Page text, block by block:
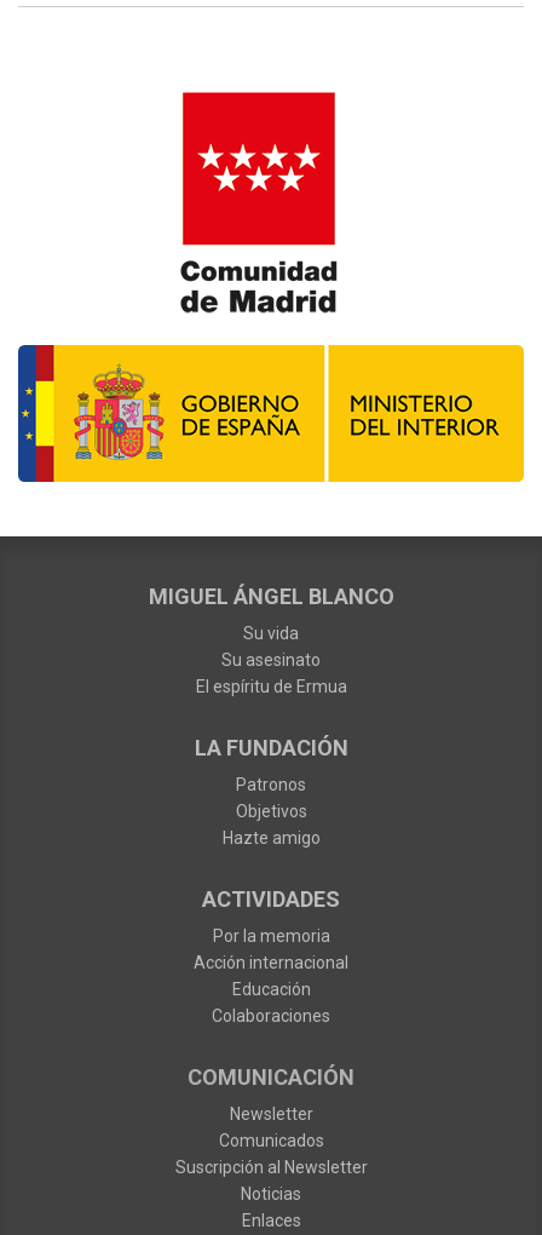
MIGUEL ÁNGEL BLANCO
Su vida
Su asesinato
El espíritu de Ermua
LA FUNDACIÓN
Patronos
Objetivos
Hazte amigo
ACTIVIDADES
Por la memoria
Acción internacional
Educación
Colaboraciones
COMUNICACIÓN
Newsletter
Comunicados
Suscripción al Newsletter
Noticias
Enlaces